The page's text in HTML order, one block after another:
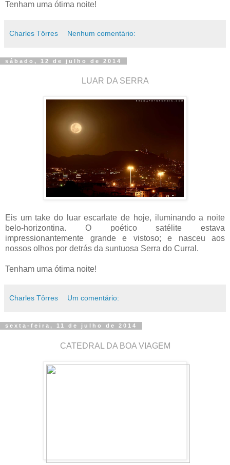
Tenham uma ótima noite!
Charles Tôrres Nenhum comentário:
sábado, 12 de julho de 2014
LUAR DA SERRA
Eis um take do luar escarlate de hoje, iluminando a noite
belo-horizontina. O poético satélite estava
impressionantemente grande e vistoso; e nasceu aos
nossos olhos por detrás da suntuosa Serra do Curral.
Tenham uma ótima noite!
Charles Tôrres Um comentário:
sexta-feira, 11 de julho de 2014
CATEDRAL DA BOA VIAGEM